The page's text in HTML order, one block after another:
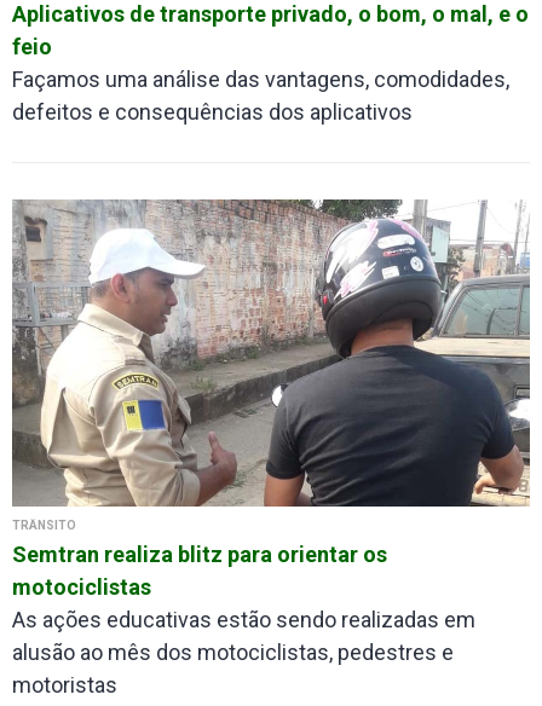
Aplicativos de transporte privado, o bom, o mal, e o
feio
Façamos uma análise das vantagens, comodidades,
defeitos e consequências dos aplicativos
TRÂNSITO
Semtran realiza blitz para orientar os
motociclistas
As ações educativas estão sendo realizadas em
alusão ao mês dos motociclistas, pedestres e
motoristas